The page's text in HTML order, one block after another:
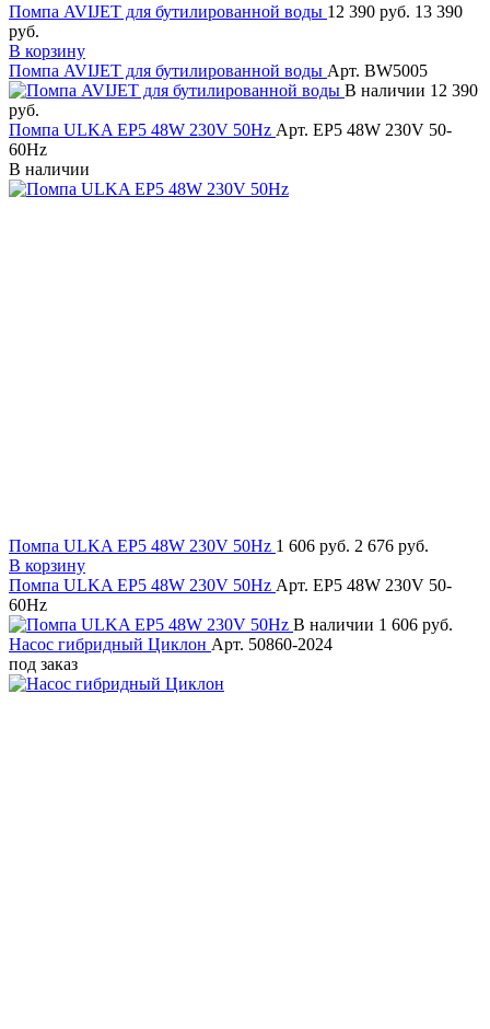
Помпа AVIJET для бутилированной воды 12 390 руб. 13 390
руб.
В корзину
Помпа AVIJET для бутилированной воды Арт. BW5005
В наличии 12 390
руб.
Помпа ULKA EP5 48W 230V 50Hz Арт. EP5 48W 230V 50-
60Hz
В наличии
Помпа ULKA EP5 48W 230V 50Hz 1 606 руб. 2 676 руб.
В корзину
Помпа ULKA EP5 48W 230V 50Hz Арт. EP5 48W 230V 50-
60Hz
В наличии 1 606 руб.
Насос гибридный Циклон Арт. 50860-2024
под заказ